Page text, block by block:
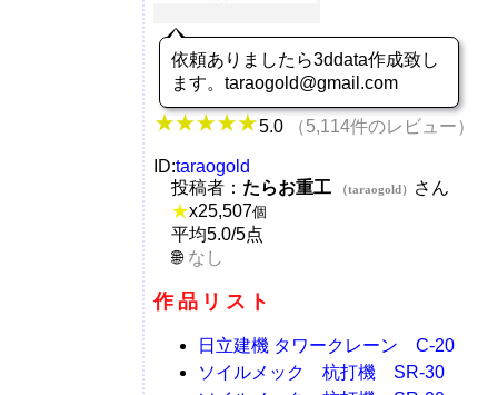
依頼ありましたら3ddata作成致し
ます。taraogold@gmail.com
5.0 （5,114件のレビュー）
ID:taraogold
投稿者： たらお重工 （taraogold）
さん
★x25,507個
平均5.0/5点
なし
作品リスト
日立建機 タワークレーン C-20
ソイルメック 杭打機 SR-30